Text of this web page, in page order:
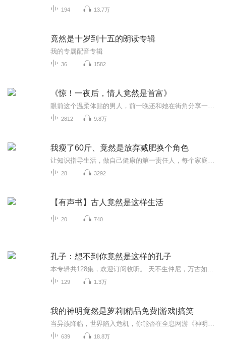
194 13.7万
竟然是十岁到十五的朗读专辑
我的专属配音专辑
36 1582
《惊！一夜后，情人竟然是首富》
2812 9.8万
我瘦了60斤、竟然是放弃减肥换个角色
28 3292
【有声书】古人竟然是这样生活
20 740
孔子：想不到你竟然是这样的孔子
129 1.3万
我的神明竟然是萝莉|精品免费|游戏|搞笑
639 18.8万